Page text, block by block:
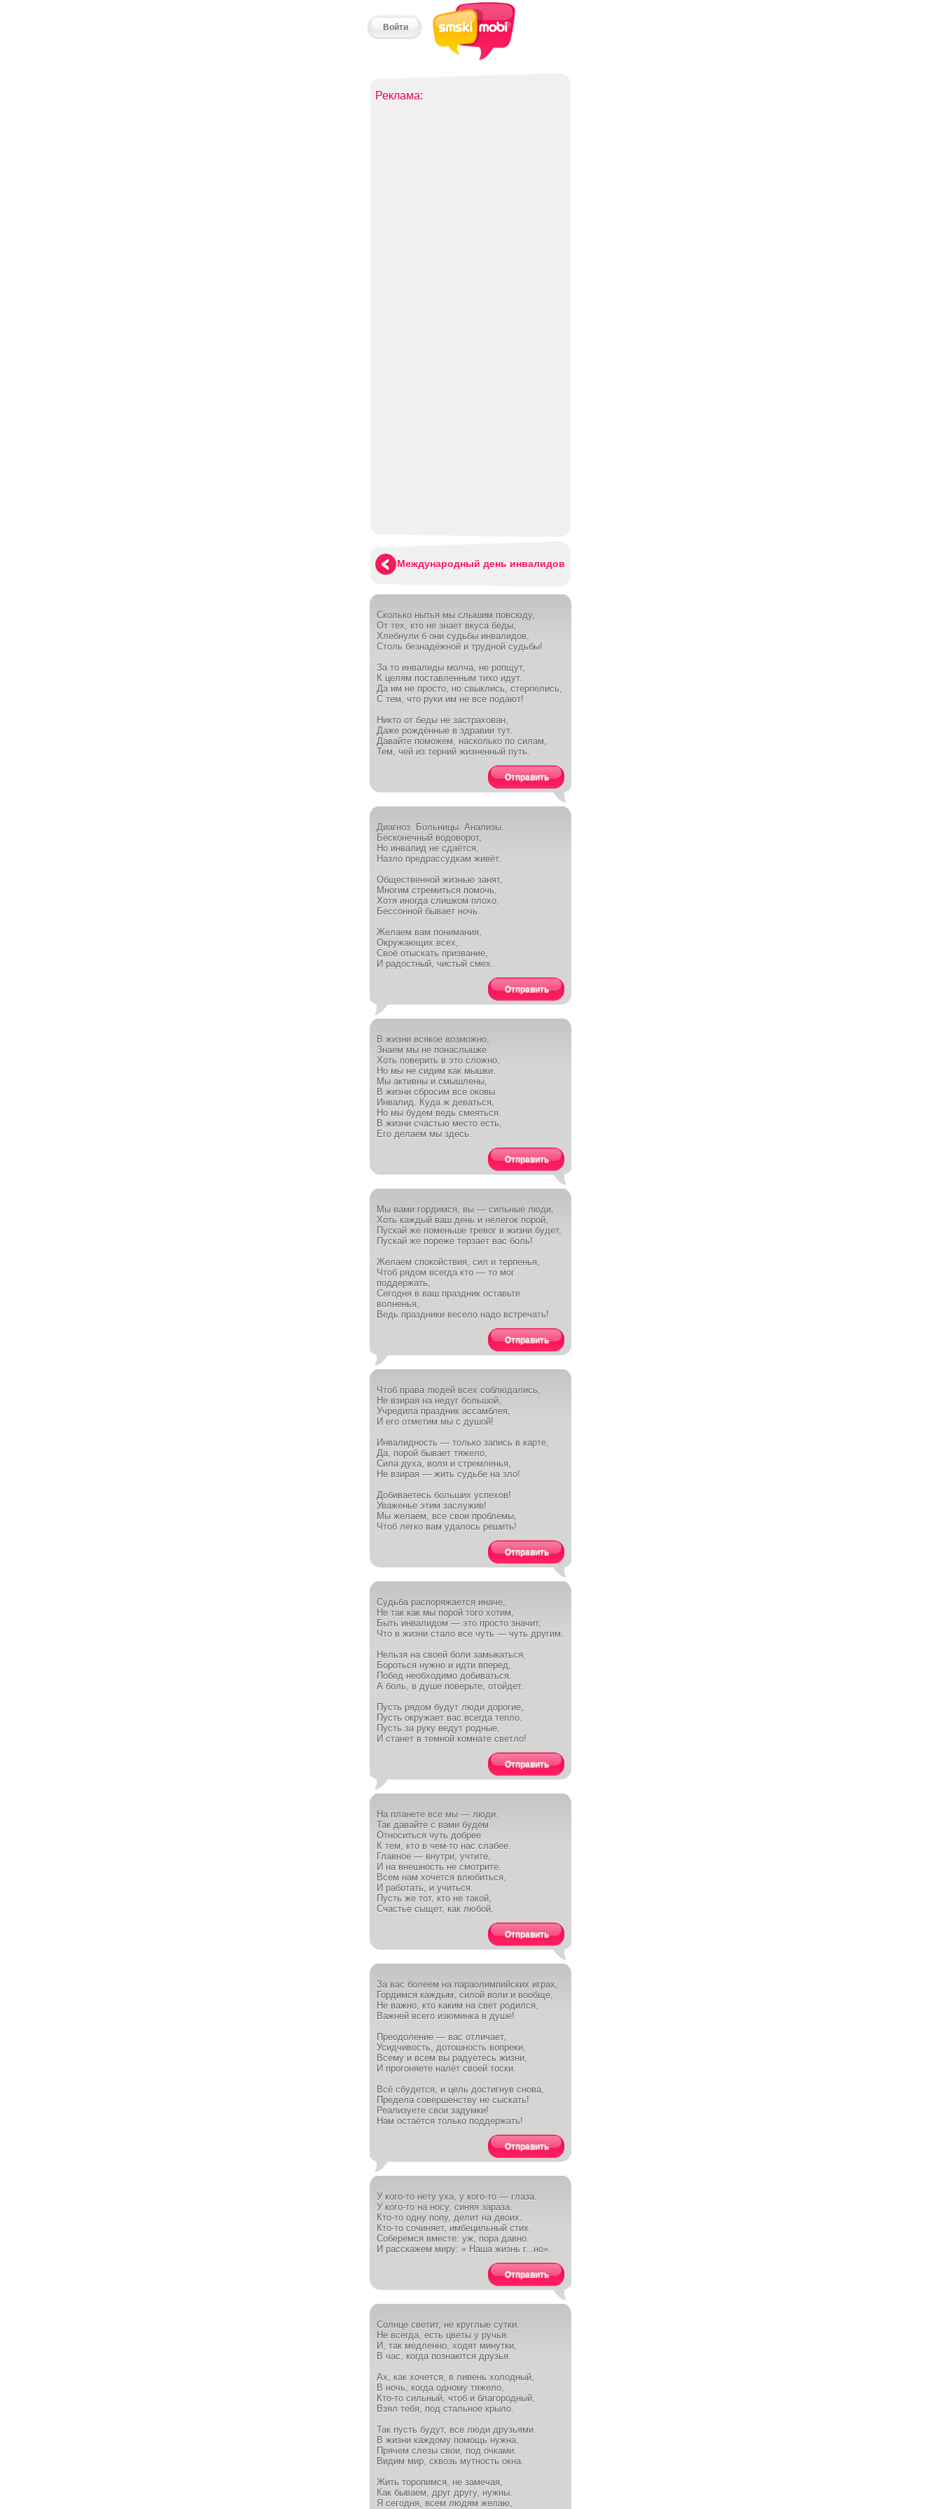
Войти
Реклама:
Международный день инвалидов
Сколько нытья мы слышим повсюду,
От тех, кто не знает вкуса беды,
Хлебнули б они судьбы инвалидов,
Столь безнадёжной и трудной судьбы!
За то инвалиды молча, не ропщут,
К целям поставленным тихо идут.
Да им не просто, но свыклись, стерпелись,
С тем, что руки им не все подают!
Никто от беды не застрахован,
Даже рождённые в здравии тут.
Давайте поможем, насколько по силам,
Тем, чей из терний жизненный путь.
Отправить
Диагноз. Больницы. Анализы.
Бесконечный водоворот,
Но инвалид не сдаётся,
Назло предрассудкам живёт.
Общественной жизнью занят,
Многим стремиться помочь,
Хотя иногда слишком плохо,
Бессонной бывает ночь.
Желаем вам понимания,
Окружающих всех,
Своё отыскать призвание,
И радостный, чистый смех.
Отправить
В жизни всякое возможно,
Знаем мы не понаслышке.
Хоть поверить в это сложно,
Но мы не сидим как мышки.
Мы активны и смышлены,
В жизни сбросим все оковы.
Инвалид. Куда ж деваться,
Но мы будем ведь смеяться.
В жизни счастью место есть,
Его делаем мы здесь.
Отправить
Мы вами гордимся, вы — сильные люди,
Хоть каждый ваш день и нелегок порой,
Пускай же поменьше тревог в жизни будет,
Пускай же пореже терзает вас боль!
Желаем спокойствия, сил и терпенья,
Чтоб рядом всегда кто — то мог
поддержать,
Сегодня в ваш праздник оставьте
волненья,
Ведь праздники весело надо встречать!
Отправить
Чтоб права людей всех соблюдались,
Не взирая на недуг большой,
Учредила праздник ассамблея,
И его отметим мы с душой!
Инвалидность — только запись в карте,
Да, порой бывает тяжело,
Сила духа, воля и стремленья,
Не взирая — жить судьбе на зло!
Добиваетесь больших успехов!
Уваженье этим заслужив!
Мы желаем, все свои проблемы,
Чтоб легко вам удалось решить!
Отправить
Судьба распоряжается иначе,
Не так как мы порой того хотим,
Быть инвалидом — это просто значит,
Что в жизни стало все чуть — чуть другим.
Нельзя на своей боли замыкаться,
Бороться нужно и идти вперед,
Побед необходимо добиваться.
А боль, в душе поверьте, отойдет.
Пусть рядом будут люди дорогие,
Пусть окружает вас всегда тепло.
Пусть за руку ведут родные,
И станет в темной комнате светло!
Отправить
На планете все мы — люди.
Так давайте с вами будем
Относиться чуть добрее
К тем, кто в чем-то нас слабее.
Главное — внутри, учтите,
И на внешность не смотрите.
Всем нам хочется влюбиться,
И работать, и учиться.
Пусть же тот, кто не такой,
Счастье сыщет, как любой.
Отправить
За вас болеем на параолимпийских играх,
Гордимся каждым, силой воли и вообще,
Не важно, кто каким на свет родился,
Важней всего изюминка в душе!
Преодоление — вас отличает,
Усидчивость, дотошность вопреки,
Всему и всем вы радуетесь жизни,
И прогоняете налёт своей тоски.
Всё сбудется, и цель достигнув снова,
Предела совершенству не сыскать!
Реализуете свои задумки!
Нам остаётся только поддержать!
Отправить
У кого-то нету уха, у кого-то — глаза.
У кого-то на носу, синяя зараза.
Кто-то одну попу, делит на двоих.
Кто-то сочиняет, имбецильный стих.
Соберемся вместе: уж, пора давно.
И расскажем миру: « Наша жизнь г...но».
Отправить
Солнце светит, не круглые сутки.
Не всегда, есть цветы у ручья.
И, так медленно, ходят минутки,
В час, когда познаются друзья.
Ах, как хочется, в ливень холодный,
В ночь, когда одному тяжело,
Кто-то сильный, чтоб и благородный,
Взял тебя, под стальное крыло.
Так пусть будут, все люди друзьями.
В жизни каждому помощь нужна.
Прячем слезы свои, под очками.
Видим мир, сквозь мутность окна.
Жить торопимся, не замечая,
Как бываем, друг другу, нужны.
Я сегодня, всем людям желаю,